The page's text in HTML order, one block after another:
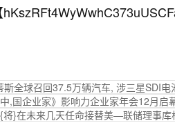
斯全球召回37.5万辆汽车, 涉三星SDI
,国企业家》影响力企业家年会12月启
将}在未来几天任命接替美—联储理事库